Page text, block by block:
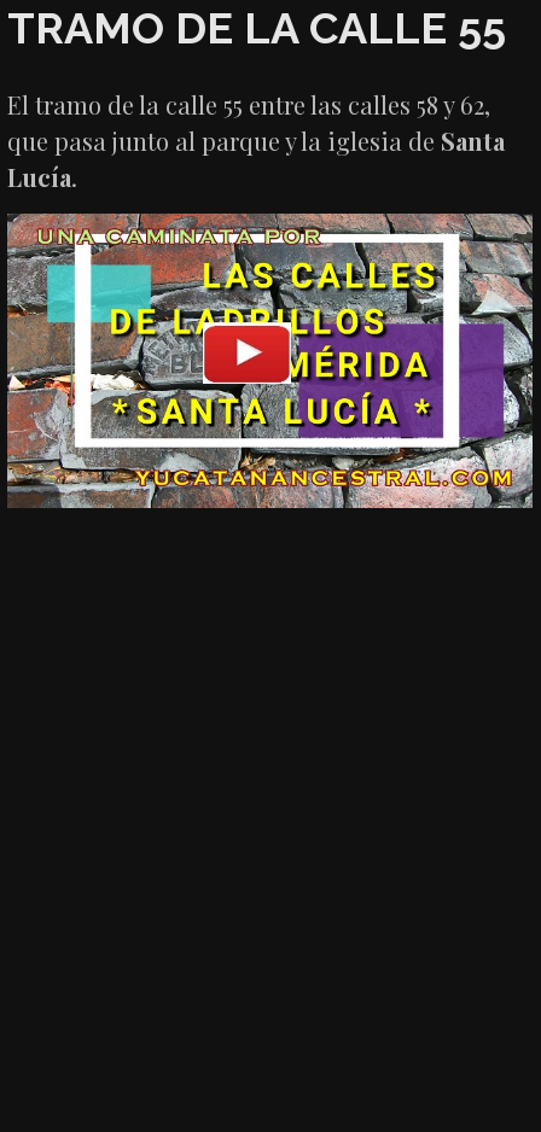
TRAMO DE LA CALLE 55
El tramo de la calle 55 entre las calles 58 y 62,
que pasa junto al parque y la iglesia de Santa
Lucía.